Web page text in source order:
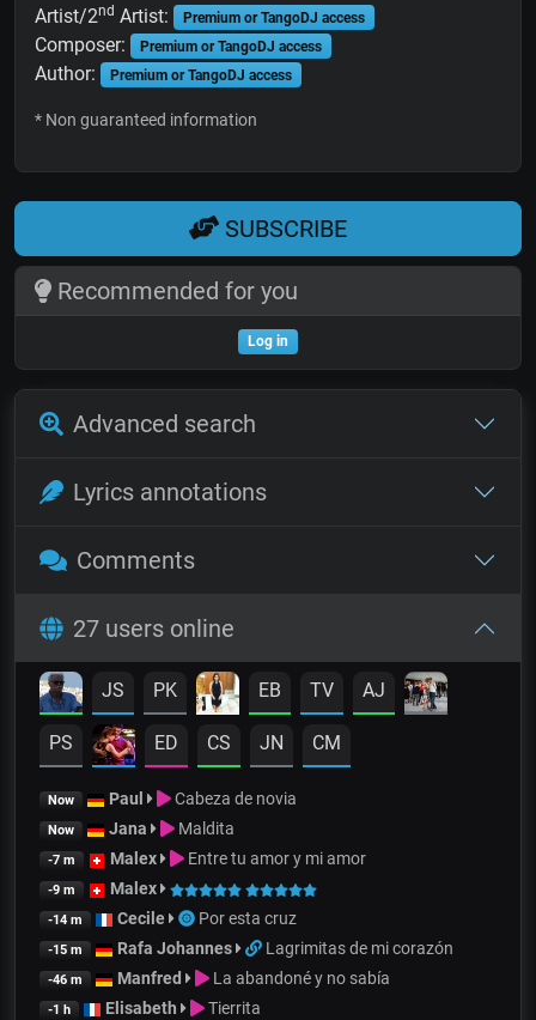
Artist/2nd Artist: Premium or TangoDJ access
Composer: Premium or TangoDJ access
Author: Premium or TangoDJ access
* Non guaranteed information
SUBSCRIBE
Recommended for you
Log in
Advanced search
Lyrics annotations
Comments
27 users online
JS PK EB TV AJ
PS ED CS JN CM
Now Paul Cabeza de novia
Now Jana Maldita
-7 m Malex Entre tu amor y mi amor
-9 m Malex
-14 m Cecile Por esta cruz
-15 m Rafa Johannes Lagrimitas de mi corazón
-46 m Manfred La abandoné y no sabía
-1 h Elisabeth Tierrita